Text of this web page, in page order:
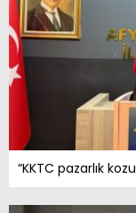
“KKTC pazarlık